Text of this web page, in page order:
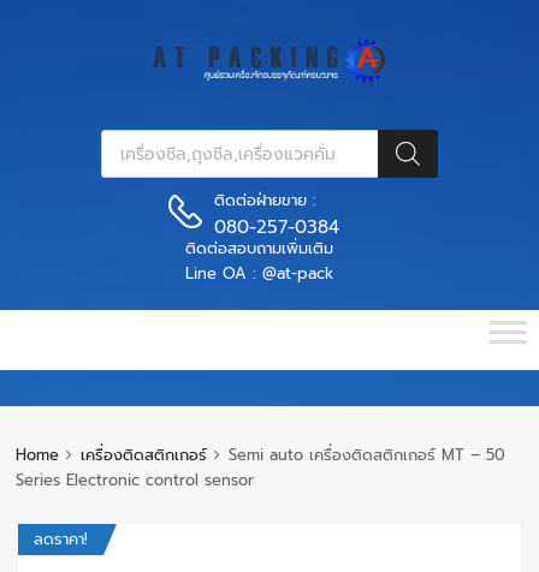
ติดต่อฝ่ายขาย :
080-257-0384
ติดต่อสอบถามเพิ่มเติม
Line OA : @at-pack
Home เครื่องติดสติกเกอร์
Semi auto เครื่องติดสติกเกอร์ MT – 50
Series Electronic control sensor
ลดราคา!